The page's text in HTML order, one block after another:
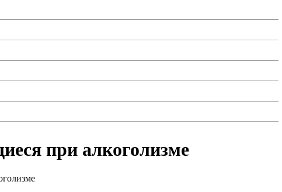
при алкоголизме